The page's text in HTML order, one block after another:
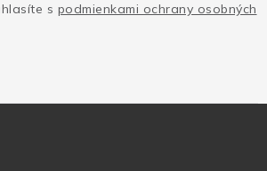
s podmienkami ochrany osobných